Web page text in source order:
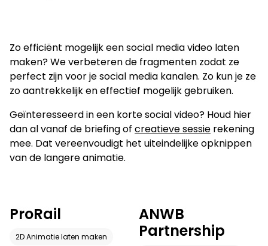
Zo efficiënt mogelijk een social media video laten
maken? We verbeteren de fragmenten zodat ze
perfect zijn voor je social media kanalen. Zo kun je ze
zo aantrekkelijk en effectief mogelijk gebruiken.
Geïnteresseerd in een korte social video? Houd hier
dan al vanaf de briefing of creatieve sessie rekening
mee. Dat vereenvoudigt het uiteindelijke opknippen
van de langere animatie.
ProRail
2D Animatie laten maken
ANWB
Partnership